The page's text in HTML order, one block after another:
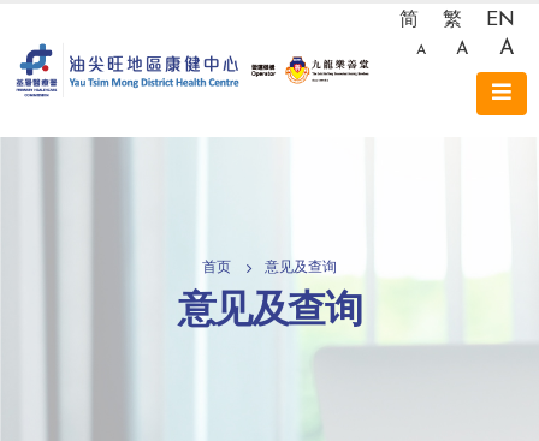
简 繁 EN
A A A
首页 意见及查询
意见及查询